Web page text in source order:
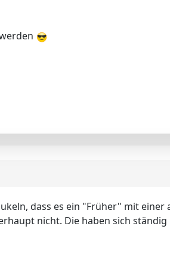
dass es ein "Früher" mit einer
nicht. Die haben sich